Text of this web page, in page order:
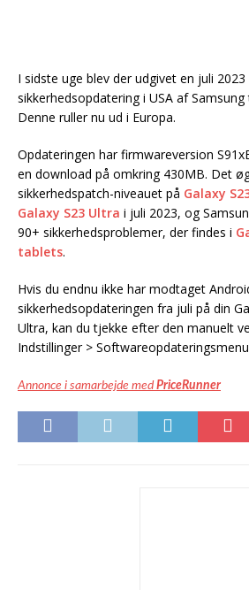
I sidste uge blev der udgivet en juli 2023
sikkerhedsopdatering i USA af Samsung
Denne ruller nu ud i Europa.
Opdateringen har firmwareversion
en download på omkring 430MB. Det
sikkerhedspatch-niveauet på Galaxy
Galaxy S23 Ultra i juli 2023, og
90+ sikkerhedsproblemer, der findes i
tablets.
Hvis du endnu ikke har modtaget
sikkerhedsopdateringen fra juli på din
Ultra, kan du tjekke efter den manuelt
Indstillinger >
Annonce i samarbejde med PriceRunner